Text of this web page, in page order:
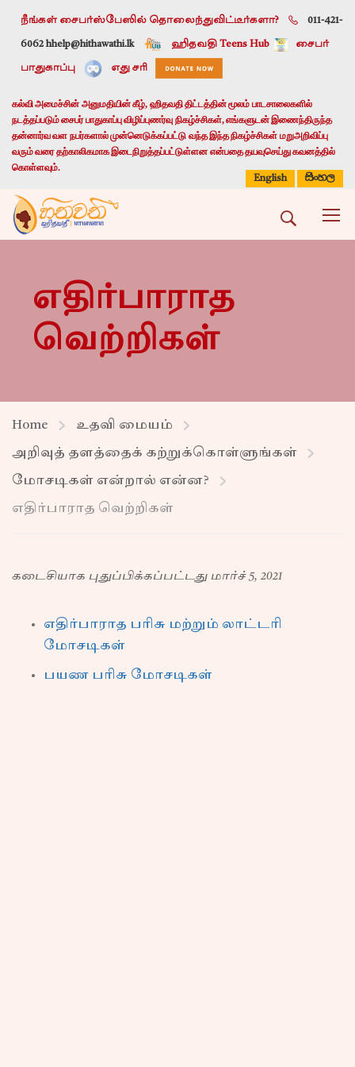
நீங்கள் சைபர்ஸ்பேஸில் தொலைந்துவிட்டீர்களா? 011-421-
6062 hhelp@hithawathi.lk ஹிதவதி Teens Hub சைபர்
பாதுகாப்பு எது சரி
கல்வி அமைச்சின் அனுமதியின் கீழ், ஹிதவதி திட்டத்தின் மூலம் பாடசாலைகளில்
நடத்தப்படும் சைபர் பாதுகாப்பு விழிப்புணர்வு நிகழ்ச்சிகள், எங்களுடன் இணைந்திருந்த
தன்னார்வ வள நபர்களால் முன்னெடுக்கப்பட்டு வந்த இந்த நிகழ்ச்சிகள் மறுஅறிவிப்பு
வரும் வரை தற்காலிகமாக இடைநிறுத்தப்பட்டுள்ளன என்பதை தயவுசெய்து கவனத்தில்
கொள்ளவும்.
English
සිංහල
எதிர்பாராத
வெற்றிகள்
Home உதவி மையம்
அறிவுத் தளத்தைக் கற்றுக்கொள்ளுங்கள்
மோசடிகள் என்றால் என்ன?
எதிர்பாராத வெற்றிகள்
கடைசியாக புதுப்பிக்கப்பட்டது மார்ச் 5, 2021
எதிர்பாராத பரிசு மற்றும் லாட்டரி
மோசடிகள்
பயண பரிசு மோசடிகள்